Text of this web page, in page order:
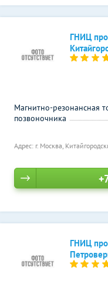
ГНИЦ
Адрес: г. Москва,
Магнитно-резонансная
позвоночника
ГНИЦ